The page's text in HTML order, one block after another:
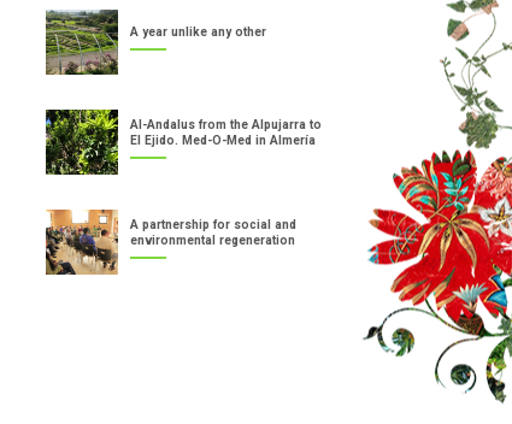
A year unlike any other
Al-Andalus from the Alpujarra to
El Ejido. Med-O-Med in Almería
A partnership for social and
environmental regeneration